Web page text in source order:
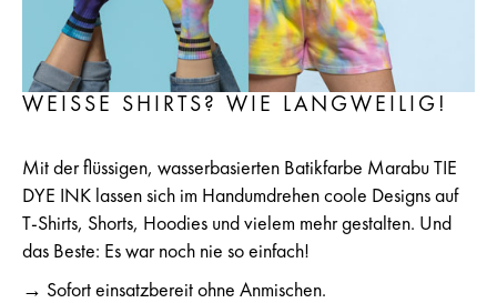
WEISSE SHIRTS? WIE LANGWEILIG!
Mit der flüssigen, wasserbasierten Batikfarbe Marabu TIE
DYE INK lassen sich im Handumdrehen coole Designs auf
T-Shirts, Shorts, Hoodies und vielem mehr gestalten. Und
das Beste: Es war noch nie so einfach!
→ Sofort einsatzbereit ohne Anmischen.